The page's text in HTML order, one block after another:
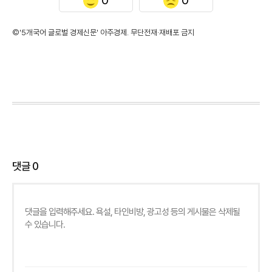
©'5개국어 글로벌 경제신문' 아주경제. 무단전재·재배포 금지
댓글0